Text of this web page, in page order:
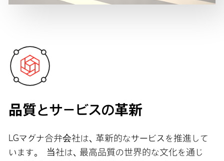
品質とサービスの革新
LGマグナ合弁会社は、革新的なサービスを推進して
います。 当社は、最高品質の世界的な文化を通じ